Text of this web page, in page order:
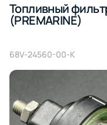
Топливный
(PREMARINE)
68V-24560-00-K